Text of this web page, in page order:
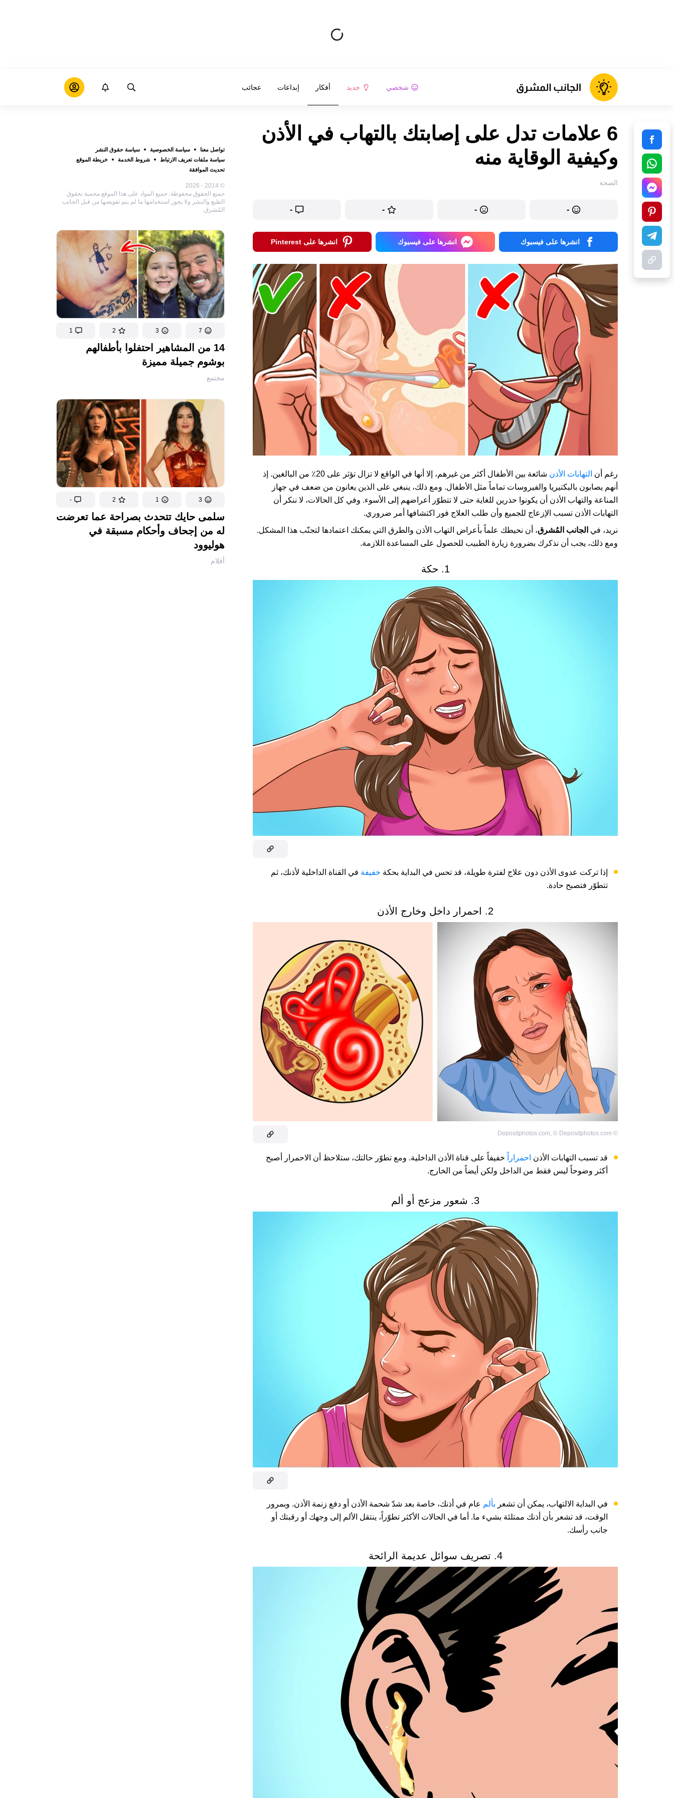
شخصي جديد أفكار إبداعات عجائب
تواصل معنا سياسة الخصوصية
سياسة حقوق النشر
سياسة ملفات تعريف الارتباط
شروط الخدمة
خريطة الموقع
تحديث الموافقة
© 2014 - 2026
جميع الحقوق محفوظة. جميع المواد على هذا الموقع محمية بحقوق
الطبع والنشر ولا يجوز استخدامها ما لم يتم تفويضها من قبل الجانب
المُشرق.
7
3
2
1
14 من المشاهير احتفلوا بأطفالهم
بوشوم جميلة مميزة
مجتمع
3
1
2
-
سلمى حايك تتحدث بصراحة عما تعرضت
له من إجحاف وأحكام مسبقة في
هوليوود
أفلام
6 علامات تدل على إصابتك بالتهاب في الأذن
وكيفية الوقاية منه
الصحة
-
-
-
-
انشرها على فيسبوك انشرها على فيسبوك انشرها على Pinterest
رغم أن التهابات الأذن
شائعة بين الأطفال أكثر من غيرهم، إلا أنها في الواقع لا تزال تؤثر على 20٪ من البالغين. إذ
أنهم يصابون بالبكتيريا والفيروسات تماماً مثل الأطفال. ومع ذلك، ينبغي على الذين يعانون من ضعف في جهاز
المناعة والتهاب الأذن أن يكونوا حذرين للغاية حتى لا تتطوّر أعراضهم إلى الأسوء. وفي كل الحالات، لا ننكر أن
التهابات الأذن تسبب الإزعاج للجميع وأن طلب العلاج فور اكتشافها أمر ضروري.
نريد، في الجانب المُشرق، أن نحيطك علماً بأعراض التهاب الأذن والطرق التي يمكنك اعتمادها لتجنّب هذا المشكل.
ومع ذلك، يجب أن نذكرك بضرورة زيارة الطبيب للحصول على المساعدة اللازمة.
1. حكة
إذا تركت عدوى الأذن دون علاج لفترة طويلة، قد تحس في البداية بحكة خفيفة في القناة الداخلية لأذنك، ثم
تتطوّر فتصبح حادة.
2. احمرار داخل وخارج الأذن
©
Depositphotos.com, © Depositphotos.com
قد تسبب التهابات الأذن احمراراً خفيفاً على قناة الأذن الداخلية. ومع تطوّر حالتك، ستلاحظ أن الاحمرار أصبح
أكثر وضوحاً ليس فقط من الداخل ولكن أيضاً من الخارج.
3. شعور مزعج أو ألم
في البداية الالتهاب، يمكن أن تشعر بألم عام في أذنك، خاصة بعد شدّ شحمة الأذن أو دفع زنمة الأذن. وبمرور
الوقت، قد تشعر بأن أذنك ممتلئة بشيء ما. أما في الحالات الأكثر تطوّراً، ينتقل الألم إلى وجهك أو رقبتك أو
جانب رأسك.
4. تصريف سوائل عديمة الرائحة